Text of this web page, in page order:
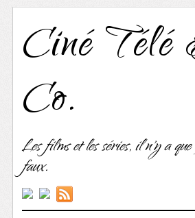
Ciné Télé
Co.
Les films et les séries, il n'y a
faux.